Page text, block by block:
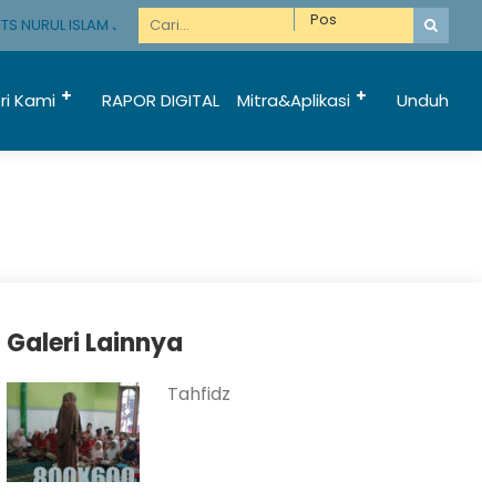
ISLAM JATIREJO KUNIR LUMAJANG
Kami RAPOR DIGITAL Mitra&Aplikasi Unduh
Galeri Lainnya
Tahfidz